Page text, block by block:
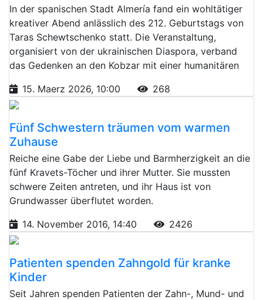
In der spanischen Stadt Almería fand ein wohltätiger
kreativer Abend anlässlich des 212. Geburtstags von
Taras Schewtschenko statt. Die Veranstaltung,
organisiert von der ukrainischen Diaspora, verband
das Gedenken an den Kobzar mit einer humanitären
15. Maerz 2026, 10:00
268
Fünf Schwestern träumen vom warmen
Zuhause
Reiche eine Gabe der Liebe und Barmherzigkeit an die
fünf Kravets-Töcher und ihrer Mutter. Sie mussten
schwere Zeiten antreten, und ihr Haus ist von
Grundwasser überflutet worden.
14. November 2016, 14:40
2426
Patienten spenden Zahngold für kranke
Kinder
Seit Jahren spenden Patienten der Zahn-, Mund- und